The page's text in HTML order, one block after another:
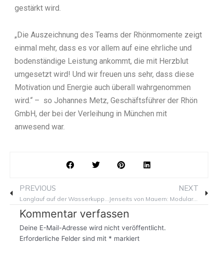
gestärkt wird.
„Die Auszeichnung des Teams der Rhönmomente zeigt
einmal mehr, dass es vor allem auf eine ehrliche und
bodenständige Leistung ankommt, die mit Herzblut
umgesetzt wird! Und wir freuen uns sehr, dass diese
Motivation und Energie auch überall wahrgenommen
wird.“ – so Johannes Metz, Geschäftsführer der Rhön
GmbH, der bei der Verleihung in München mit
anwesend war.
Prev
PREVIOUS
Langlauf auf der Wasserkuppe – Winterzauber im Herzen der Rhön
NEXT
Jenseits von Mauern: Modulare Container als Zukunft des Raummanagements
Kommentar verfassen
Deine E-Mail-Adresse wird nicht veröffentlicht.
Erforderliche Felder sind mit * markiert